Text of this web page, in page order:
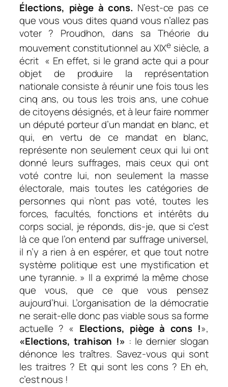
Élections, piège à cons. N’est-ce pas ce
que vous vous dites quand vous n’allez pas
voter ? Proudhon, dans sa Théorie du
mouvement constitutionnel au XIXe siècle,a
écrit « En effet, si le grand acte qui a pour
objet de produire la représentation
nationale consiste à réunir une fois tous les
cinq ans, ou tous les trois ans, une cohue
de citoyens désignés, et à leur faire nommer
un député porteur d’un mandat en blanc, et
qui, en vertu de ce mandat en blanc,
représente non seulement ceux qui lui ont
donné leurs suffrages, mais ceux qui ont
voté contre lui, non seulement la masse
électorale, mais toutes les catégories de
personnes qui n’ont pas voté, toutes les
forces, facultés, fonctions et intérêts du
corps social, je réponds, dis-je, que si c’est
là ce que l’on entend par suffrage universel,
il n’y a rien à en espérer, et que tout notre
système politique est une mystification et
une tyrannie. » Il a exprimé la même chose
que vous, que ce que vous pensez
aujourd’hui. L’organisation de la démocratie
ne serait-elle donc pas viable sous sa forme
actuelle ? « Elections, piège à cons !»,
«Elections, trahison !» : le dernier slogan
dénonce les traîtres. Savez-vous qui sont
les traitres ? Et qui sont les cons ? Eh eh,
c’est nous !